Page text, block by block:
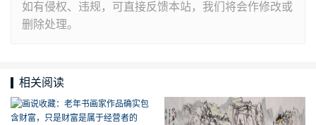
如有侵权、违规，可直接反馈本站，我们将会作修改或
删除处理。
相关阅读